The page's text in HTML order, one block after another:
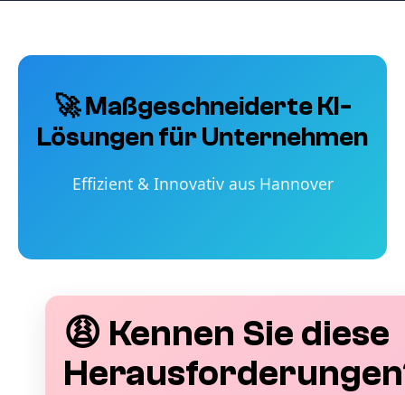
🚀 Maßgeschneiderte KI-
Lösungen für Unternehmen
Effizient & Innovativ aus Hannover
😩 Kennen Sie diese